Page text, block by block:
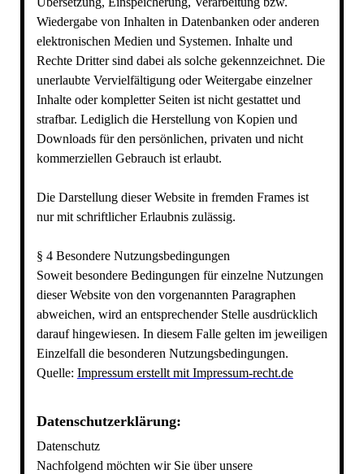
Wiedergabe von Inhalten in Datenbanken oder anderen
elektronischen Medien und Systemen. Inhalte und
Rechte Dritter sind dabei als solche gekennzeichnet. Die
unerlaubte Vervielfältigung oder Weitergabe einzelner
Inhalte oder kompletter Seiten ist nicht gestattet und
strafbar. Lediglich die Herstellung von Kopien und
Downloads für den persönlichen, privaten und nicht
kommerziellen Gebrauch ist erlaubt.
Die Darstellung dieser Website in fremden Frames ist
nur mit schriftlicher Erlaubnis zulässig.
§ 4 Besondere Nutzungsbedingungen
Soweit besondere Bedingungen für einzelne Nutzungen
dieser Website von den vorgenannten Paragraphen
abweichen, wird an entsprechender Stelle ausdrücklich
darauf hingewiesen. In diesem Falle gelten im jeweiligen
Einzelfall die besonderen Nutzungsbedingungen.
Quelle: Impressum erstellt mit Impressum-recht.de
Datenschutzerklärung:
Datenschutz
Nachfolgend möchten wir Sie über unsere